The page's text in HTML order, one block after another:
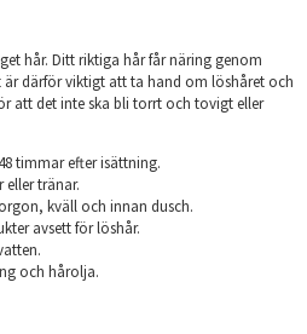
hår. Ditt riktiga hår får näring genom
är därför viktigt att ta hand om löshåret och
att det inte ska bli torrt och tovigt eller
timmar efter isättning.
eller tränar.
kväll och innan dusch.
avsett för löshår.
och hårolja.